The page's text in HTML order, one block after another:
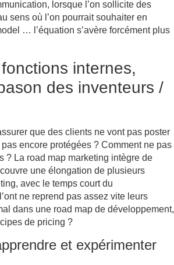
lorsque l’on sollicite des
sens où l’on pourrait souhaiter en
… l’équation s’avère forcément plus
internes,
des inventeurs /
que des clients ne vont pas poster
encore protégées ? Comment ne pas
? La road map marketing intègre de
une élongation de plusieurs
avec le temps court du
ne reprend pas assez vite leurs
dans une road map de développement,
de pricing ?
et expérimenter